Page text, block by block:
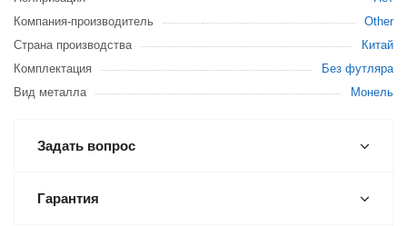
Компания-производитель
Other
Страна производства
Китай
Комплектация
Без футляра
Вид металла
Монель
Задать вопрос
Гарантия